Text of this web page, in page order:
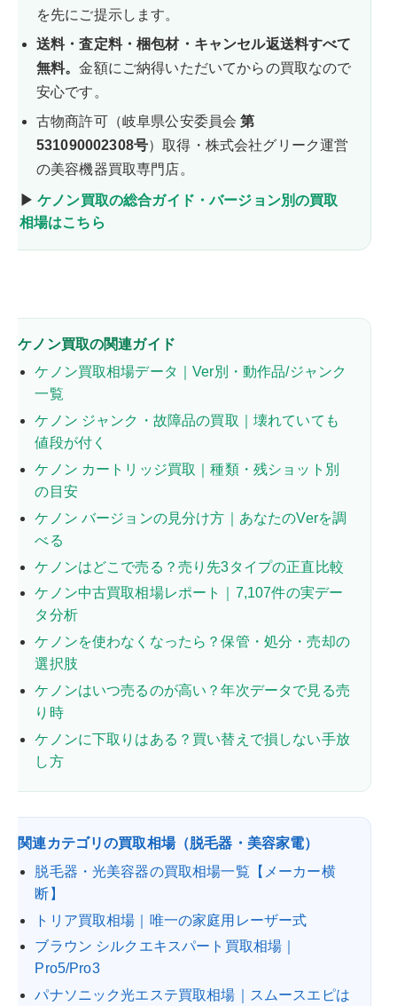
を先にご提示します。
送料・査定料・梱包材・キャンセル返送料すべて
無料。金額にご納得いただいてからの買取なので
安心です。
古物商許可（岐阜県公安委員会第
531090002308号）取得・株式会社グリーク運営
の美容機器買取専門店。
▶ケノン買取の総合ガイド・バージョン別の買取
相場はこちら
ケノン買取の関連ガイド
ケノン買取相場データ｜Ver別・動作品/ジャンク
一覧
ケノン ジャンク・故障品の買取｜壊れていても
値段が付く
ケノン カートリッジ買取｜種類・残ショット別
の目安
ケノン バージョンの見分け方｜あなたのVerを調
べる
ケノンはどこで売る？売り先3タイプの正直比較
ケノン中古買取相場レポート｜7,107件の実デー
タ分析
ケノンを使わなくなったら？保管・処分・売却の
選択肢
ケノンはいつ売るのが高い？年次データで見る売
り時
ケノンに下取りはある？買い替えで損しない手放
し方
関連カテゴリの買取相場（脱毛器・美容家電）
脱毛器・光美容器の買取相場一覧【メーカー横
断】
トリア買取相場｜唯一の家庭用レーザー式
ブラウン シルクエキスパート買取相場｜
Pro5/Pro3
パナソニック光エステ買取相場｜スムースエピは